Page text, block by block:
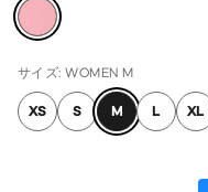
サイズ: WOMEN M
XS S M L XL